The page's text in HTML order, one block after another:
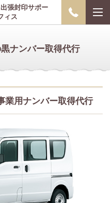
張封印サポー
ィス
ナンバー取得代行
業用ナンバー取得代行